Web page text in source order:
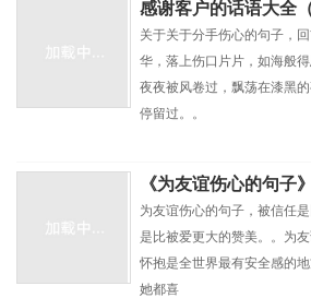
关于关于分手伤心的句子，
华，落上伤口片片，如海般
夜夜被风卷过，飘荡在漆黑
停留过。。
《为友谊伤心的句子
为友谊伤心的句子，被信任
是比被爱更大的赞美。。为
怀抱是全世界最有安全感的
她都喜